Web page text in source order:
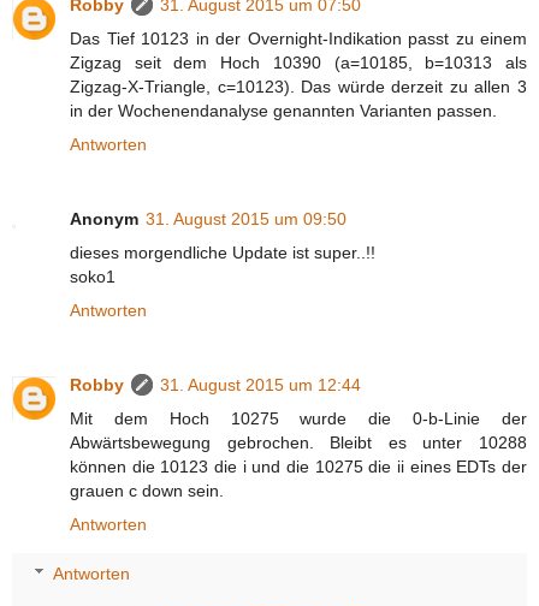
Robby
31. August 2015 um 07:50
Das Tief 10123 in der Overnight-Indikation passt zu einem
Zigzag seit dem Hoch 10390 (a=10185, b=10313 als
Zigzag-X-Triangle, c=10123). Das würde derzeit zu allen 3
in der Wochenendanalyse genannten Varianten passen.
Antworten
Anonym 31. August 2015 um 09:50
dieses morgendliche Update ist super..!!
soko1
Antworten
Robby
31. August 2015 um 12:44
Mit dem Hoch 10275 wurde die 0-b-Linie der
Abwärtsbewegung gebrochen. Bleibt es unter 10288
können die 10123 die i und die 10275 die ii eines EDTs der
grauen c down sein.
Antworten
Antworten